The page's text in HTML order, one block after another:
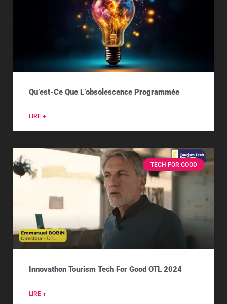
Qu’est-Ce Que L’obsolescence Programmée
LIRE +
TECH FOR GOOD
Innovathon Tourism Tech For Good OTL 2024
LIRE +